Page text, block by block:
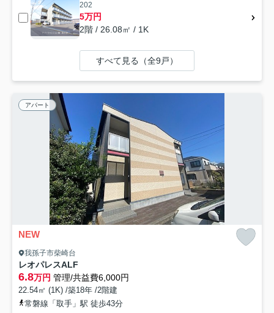
202
5万円
2階 / 26.08㎡ / 1K
すべて見る（全9戸）
アパート
NEW
我孫子市柴崎台
レオパレスALF
6.8万円 管理/共益費6,000円
22.54㎡ (1K) /築18年 /2階建
常磐線「取手」駅 徒歩43分